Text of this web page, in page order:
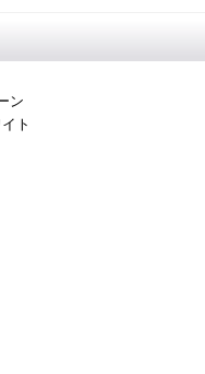
ン
ト